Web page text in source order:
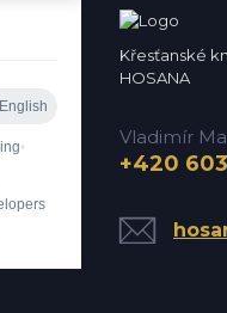
Křesťanské
HOSANA
Vladimír
+420